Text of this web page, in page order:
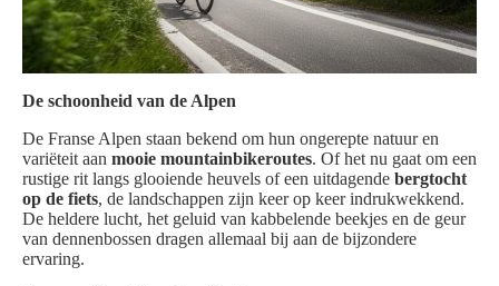
De schoonheid van de Alpen
De Franse Alpen staan bekend om hun ongerepte natuur en
variëteit aan mooie mountainbikeroutes. Of het nu gaat om een
rustige rit langs glooiende heuvels of een uitdagende bergtocht
op de fiets, de landschappen zijn keer op keer indrukwekkend.
De heldere lucht, het geluid van kabbelende beekjes en de geur
van dennenbossen dragen allemaal bij aan de bijzondere
ervaring.